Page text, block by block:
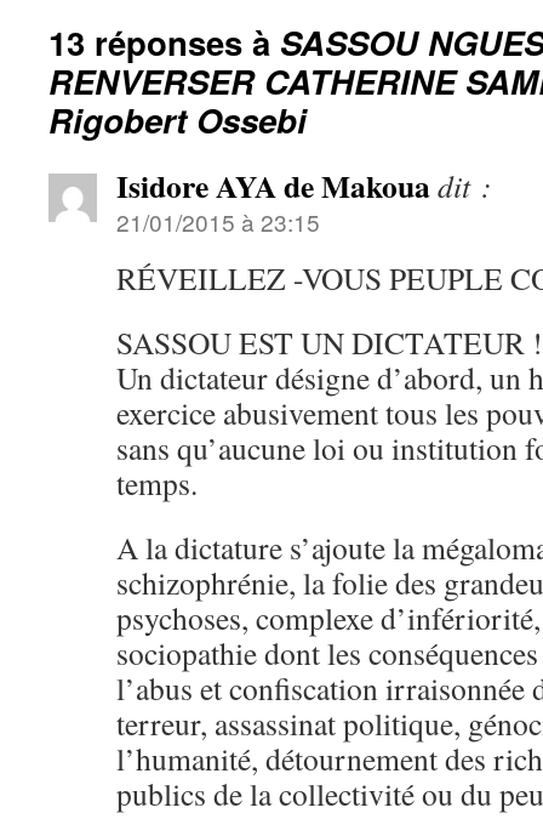
13 réponses à SASSOU
RENVERSER CATHERINE
Rigobert Ossebi
Isidore AYA de Makouadit :
21/01/2015 à 23:15
RÉVEILLEZ -VOUS PEUPLE
SASSOU EST UN DICTATEUR !
Un dictateur désigne d’abord, un
exercice abusivement tous les
sans qu’aucune loi ou institution
temps.
A la dictature s’ajoute la
schizophrénie, la folie des
psychoses, complexe
sociopathie dont les
l’abus et confiscation
terreur, assassinat politique,
l’humanité, détournement des
publics de la collectivité ou du